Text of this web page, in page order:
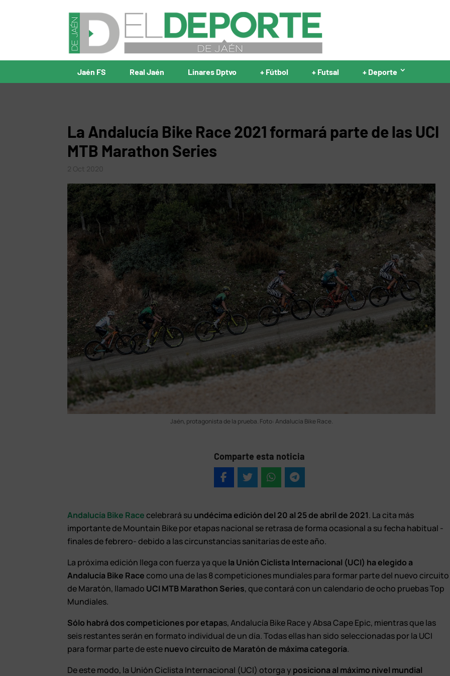
Jaén FS Real Jaén Linares Dptvo + Fútbol + Futsal + Deporte
La Andalucía Bike Race 2021 formará parte de las UCI
MTB Marathon Series
Jaén, protagonista de la prueba. Foto: Andalucía Bike Race.
Comparte esta noticia
Andalucía Bike Racecelebrará su undécima edición del 20 al 25 de abril de 2021. La cita más
importante de Mountain Bike por etapas nacional se retrasa de forma ocasional a su fecha habitual -
finales de febrero- debido a las circunstancias sanitarias de este año.
La próxima edición llega con fuerza ya quela Unión Ciclista Internacional (UCI) ha elegido a
Andalucía Bike Racecomo una de las 8 competiciones mundiales para formar parte del nuevo circuito
de Maratón, llamado UCI MTB Marathon Series, que contará con un calendario de ocho pruebas Top
Mundiales.
Sólo habrá dos competiciones por etapas, Andalucía Bike Race y Absa Cape Epic, mientras que las
seis restantes serán en formato individual de un día. Todas ellas han sido seleccionadas por la UCI
para formar parte de estenuevo circuito de Maratón de máxima categoría.
De este modo, la Unión Ciclista Internacional (UCI) otorga y posiciona al máximo nivel mundial